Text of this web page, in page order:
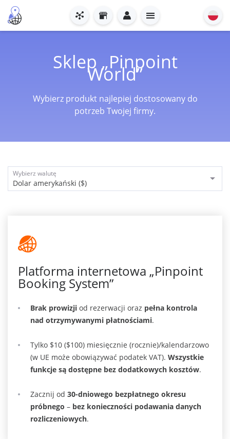
Sklep „Pinpoint
World”
Wybierz produkt najlepiej dostosowany do
potrzeb Twojej firmy.
Wybierz walutę
Dolar amerykański ($)
Platforma internetowa „Pinpoint
Booking System”
Brak prowizji od rezerwacji oraz pełna kontrola
nad otrzymywanymi płatnościami.
Tylko $10 ($100) miesięcznie (rocznie)/kalendarzowo
(w UE może obowiązywać podatek VAT). Wszystkie
funkcje są dostępne bez dodatkowych kosztów.
Zacznij od 30-dniowego bezpłatnego okresu
próbnego – bez konieczności podawania danych
rozliczeniowych.